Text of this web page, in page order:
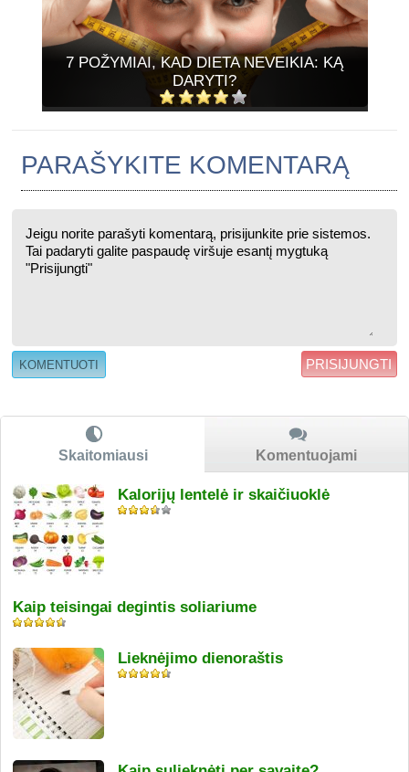
7 POŽYMIAI, KAD DIETA NEVEIKIA: KĄ
DARYTI?
PARAŠYKITE KOMENTARĄ
PRISIJUNGTI
Skaitomiausi Komentuojami
Kalorijų lentelė ir skaičiuoklė
Kaip teisingai degintis soliariume
Lieknėjimo dienoraštis